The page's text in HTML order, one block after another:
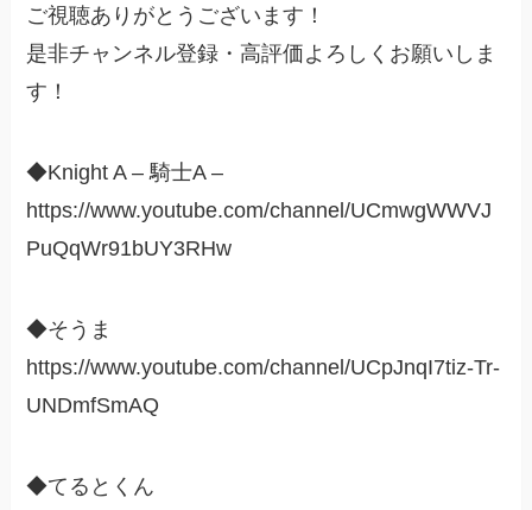
ご視聴ありがとうございます！
是非チャンネル登録・高評価よろしくお願いしま
す！
◆Knight A – 騎士A –
https://www.youtube.com/channel/UCmwgWWVJ
PuQqWr91bUY3RHw
◆そうま
https://www.youtube.com/channel/UCpJnqI7tiz-Tr-
UNDmfSmAQ
◆てるとくん